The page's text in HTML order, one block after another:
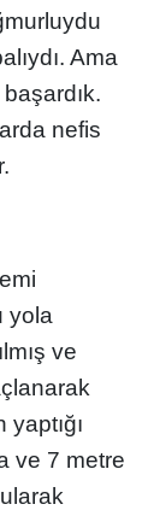
Ama
nefis
yola
ve
ve 7 metre